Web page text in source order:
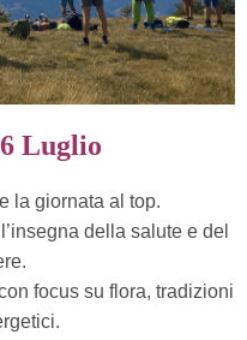
Luglio
la giornata al top.
della salute e del
focus su flora, tradizioni